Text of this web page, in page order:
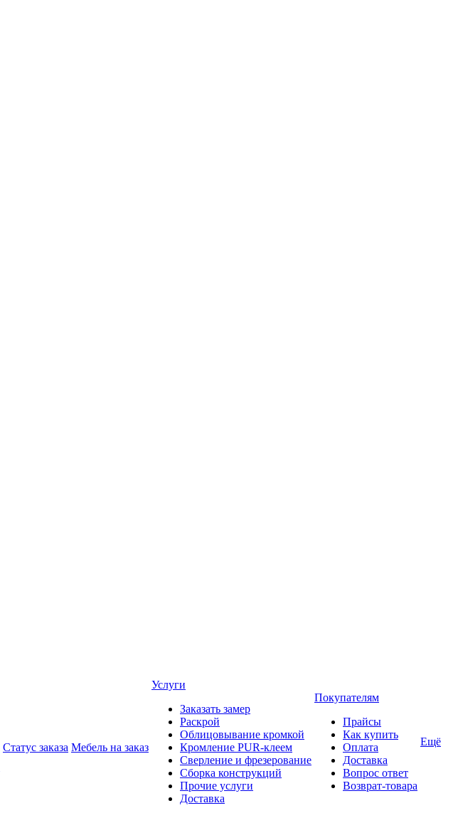
Статус заказа Мебель на заказ
Услуги
Заказать замер
Раскрой
Облицовывание кромкой
Кромление PUR-клеем
Сверление и фрезерование
Сборка конструкций
Прочие услуги
Доставка
Покупателям
Прайсы
Как купить
Оплата
Доставка
Вопрос ответ
Возврат-товара
Ещё